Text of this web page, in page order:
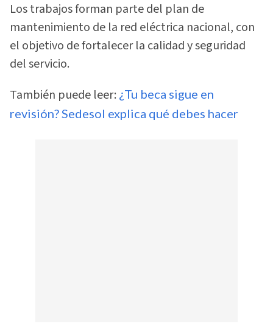
Los trabajos forman parte del plan de
mantenimiento de la red eléctrica nacional, con
el objetivo de fortalecer la calidad y seguridad
del servicio.
También puede leer: ¿Tu beca sigue en
revisión? Sedesol explica qué debes hacer